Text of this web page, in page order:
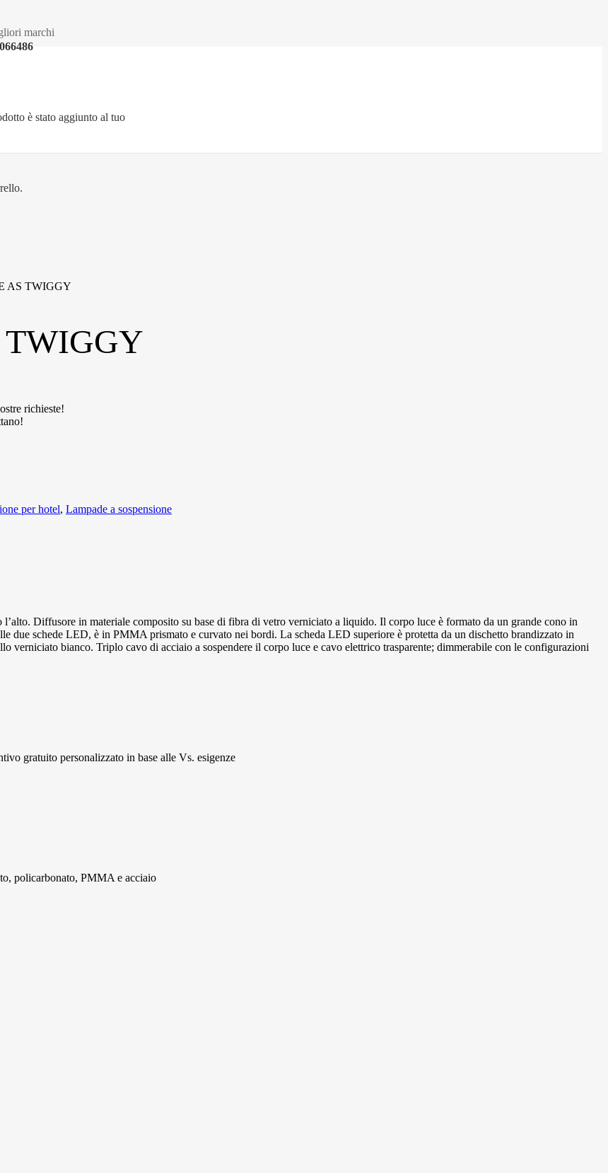
marchi
è stato aggiunto al tuo
AS TWIGGY
TWIGGY
richieste!
per hotel, Lampade a sospensione
Diffusore in materiale composito su base di fibra di vetro verniciato a liquido. Il corpo luce è formato da un grande cono in
due schede LED, è in PMMA prismato e curvato nei bordi. La scheda LED superiore è protetta da un dischetto brandizzato in
bianco. Triplo cavo di acciaio a sospendere il corpo luce e cavo elettrico trasparente; dimmerabile con le configurazioni
gratuito personalizzato in base alle Vs. esigenze
policarbonato, PMMA e acciaio